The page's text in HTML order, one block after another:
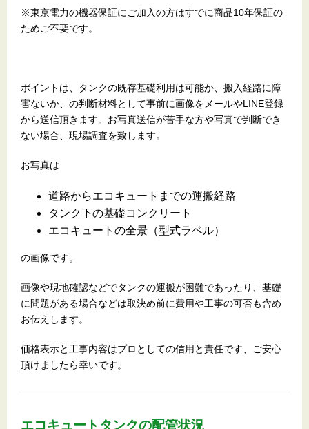
※東京電力の機器保証にご加入の方はすでに商品10年保証の
ためご不要です。
ポイントは、タンクの既存基礎利用は可能か、搬入経路に障
害ないか、の判断材料として事前に画像をメールやLINE登録
から送信頂きます。お写真送信が苦手な方や写真で判断でき
ない場合、現場調査を致します。
お写真は
道路からエコキュートまでの運搬経路
タンク下の基礎コンクリート
エコキュートの全景（型式ラベル）
の画像です。
画像や現地確認などでタンクの運搬が困難であったり、基礎
に問題がある場合などは取決め前に費用や工事の可否も含め
お伝えします。
価格表示と工事内容はプロとしての信用と責任です、ご安心
頂けましたら幸いです。
エコキュートタンクの配管状況